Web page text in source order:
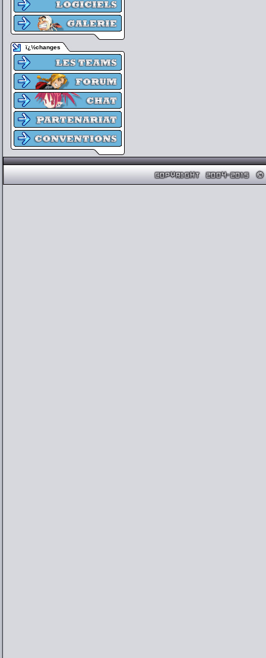
ï¿½changes